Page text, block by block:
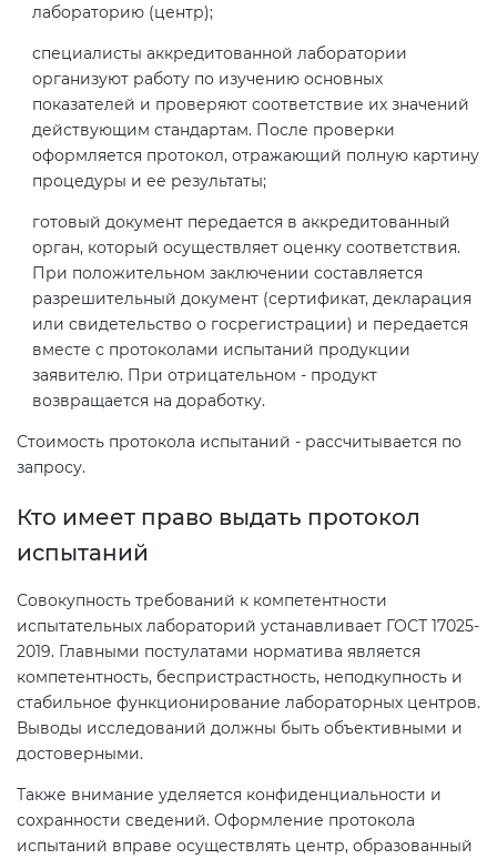
лабораторию (центр);
специалисты аккредитованной лаборатории
организуют работу по изучению основных
показателей и проверяют соответствие их значений
действующим стандартам. После проверки
оформляется протокол, отражающий полную картину
процедуры и ее результаты;
готовый документ передается в аккредитованный
орган, который осуществляет оценку соответствия.
При положительном заключении составляется
разрешительный документ (сертификат, декларация
или свидетельство о госрегистрации) и передается
вместе с протоколами испытаний продукции
заявителю. При отрицательном - продукт
возвращается на доработку.
Стоимость протокола испытаний - рассчитывается по
запросу.
Кто имеет право выдать протокол
испытаний
Совокупность требований к компетентности
испытательных лабораторий устанавливает ГОСТ 17025-
2019. Главными постулатами норматива является
компетентность, беспристрастность, неподкупность и
стабильное функционирование лабораторных центров.
Выводы исследований должны быть объективными и
достоверными.
Также внимание уделяется конфиденциальности и
сохранности сведений. Оформление протокола
испытаний вправе осуществлять центр, образованный